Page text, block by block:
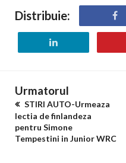
Distribuie:
Urmatorul
STIRI AUTO-Urmeaza
lectia de finlandeza
pentru Simone
Tempestini in Junior WRC